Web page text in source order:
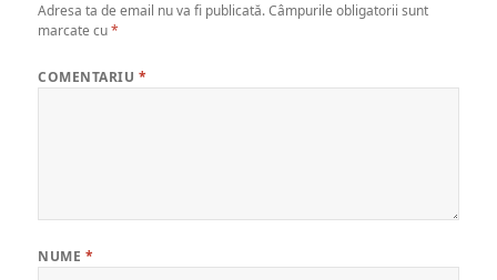
Adresa ta de email nu va fi publicată. Câmpurile obligatorii sunt
marcate cu*
COMENTARIU *
NUME *